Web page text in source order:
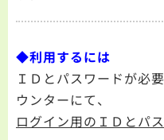
◆利用するには
ＩＤとパスワードが必
ウンターにて、
ログイン用のＩＤとパ